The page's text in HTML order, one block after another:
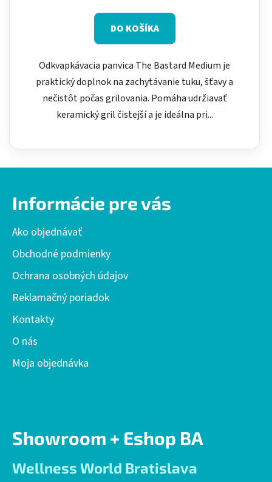
DO KOŠÍKA
Odkvapkávacia panvica The Bastard Medium je
praktický doplnok na zachytávanie tuku, šťavy a
nečistôt počas grilovania. Pomáha udržiavať
keramický gril čistejší a je ideálna pri...
Informácie pre vás
Ako objednávať
Obchodné podmienky
Ochrana osobných údajov
Reklamačný poriadok
Kontakty
O nás
Moja objednávka
Showroom + Eshop BA
Wellness World Bratislava